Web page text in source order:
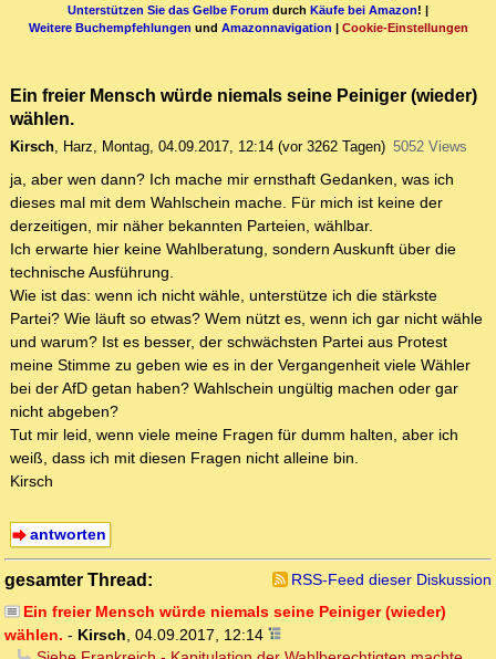
Unterstützen Sie das Gelbe Forum durch Käufe bei Amazon! |
Weitere Buchempfehlungen und Amazonnavigation | Cookie-Einstellungen
Ein freier Mensch würde niemals seine Peiniger (wieder)
wählen.
Kirsch, Harz, Montag, 04.09.2017, 12:14 (vor 3262 Tagen) 5052 Views
ja, aber wen dann? Ich mache mir ernsthaft Gedanken, was ich
dieses mal mit dem Wahlschein mache. Für mich ist keine der
derzeitigen, mir näher bekannten Parteien, wählbar.
Ich erwarte hier keine Wahlberatung, sondern Auskunft über die
technische Ausführung.
Wie ist das: wenn ich nicht wähle, unterstütze ich die stärkste
Partei? Wie läuft so etwas? Wem nützt es, wenn ich gar nicht wähle
und warum? Ist es besser, der schwächsten Partei aus Protest
meine Stimme zu geben wie es in der Vergangenheit viele Wähler
bei der AfD getan haben? Wahlschein ungültig machen oder gar
nicht abgeben?
Tut mir leid, wenn viele meine Fragen für dumm halten, aber ich
weiß, dass ich mit diesen Fragen nicht alleine bin.
Kirsch
antworten
gesamter Thread:
RSS-Feed dieser Diskussion
Ein freier Mensch würde niemals seine Peiniger (wieder)
wählen. - Kirsch, 04.09.2017, 12:14